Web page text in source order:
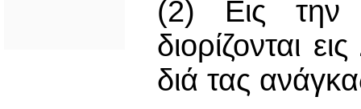
(2) Εις την
διορίζονται
διά τας